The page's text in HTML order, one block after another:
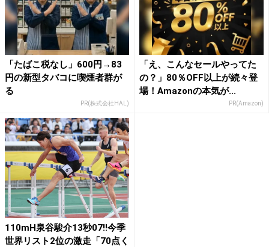
「たばこ税なし」600円→83
円の新型タバコに喫煙者群が
る
PR(株式会社HAL)
「え、こんなセールやってた
の？」80％OFF以上が続々登
場！Amazonの本気が...
PR(Amazon)
110mH泉谷駿介13秒07!!今季
世界リスト2位の激走「70点く